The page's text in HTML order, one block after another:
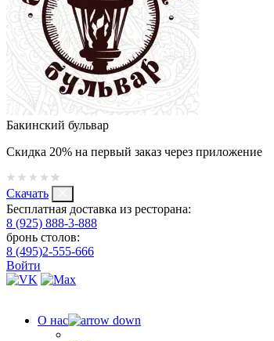
Бакинский бульвар
Скидка 20% на первый заказ через приложение
Скачать
Бесплатная доставка из ресторана:
8 (925) 888-3-888
бронь столов:
8 (495)2-555-666
Войти
О нас